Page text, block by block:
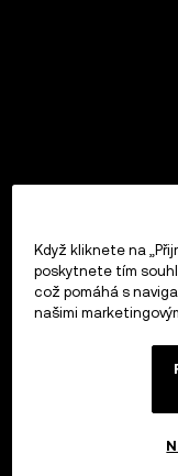
Když kliknete na
poskytnete tím
což pomáhá s
našimi